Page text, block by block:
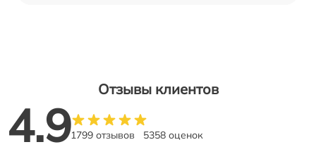
Отзывы клиентов
4.91799 отзывов 5358 оценок